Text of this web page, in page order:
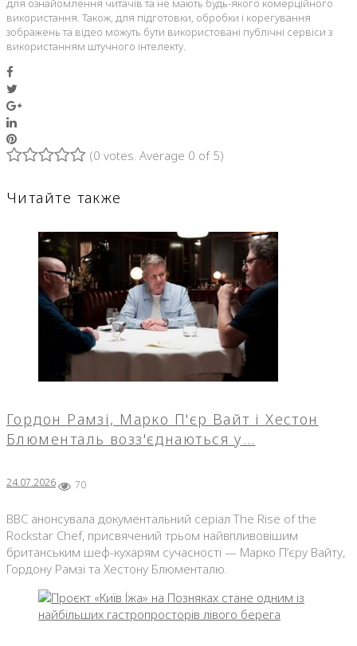
для ознайомлення читачів та не мають будь-якого комерційного
використання. Також, для підготовки, обробки і корегування
зображень та відео можуть бути використовані публічні сервіси з
використанням штучного інтелекту.
Google+
LinkedIn
Pinterest
(0 votes. Average 0 of 5)
Читайте также
Гордон Рамзі, Марко П'єр Вайт і Хестон
Блюменталь возз'єднаються у…
24.07.2026 70
BBC анонсувала документальний серіал The Rise of the
Rockstar Chef, присвячений трьом найвпливовішим
британським шеф-кухарям сучасності — Марко П’єру Вайту,
Гордону Рамзі та Хестону Блюменталю.